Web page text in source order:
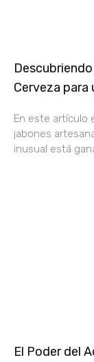
Cerveza para
En este artículo
jabones
inusual está
El Poder del